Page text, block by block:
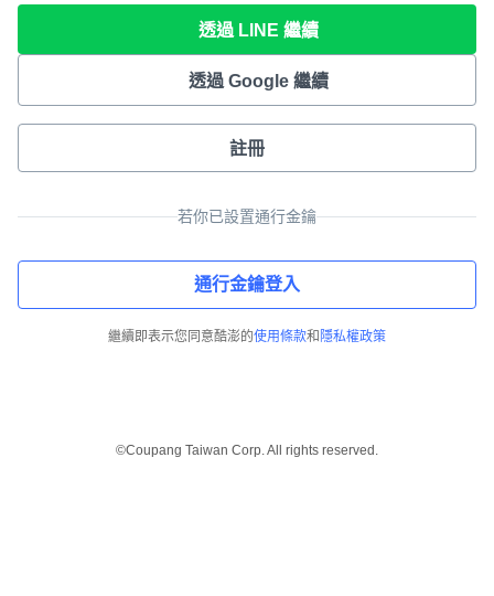
透過 LINE 繼續
透過 Google 繼續
註冊
若你已設置通行金鑰
通行金鑰登入
繼續即表示您同意酷澎的使用條款和 隱私權政策
©Coupang Taiwan Corp. All rights reserved.